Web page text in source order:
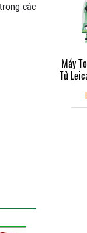
các
Máy